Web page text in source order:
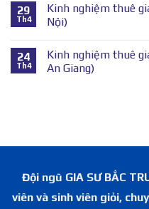
29
Th4
Kinh nghiệm thuê
Nội)
24
Th4
Kinh nghiệm thuê
An Giang)
Đội ngũ GIA SƯ BẮC
viên và sinh viên giỏi,